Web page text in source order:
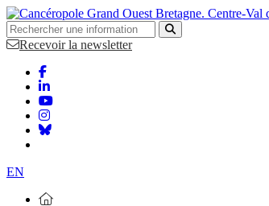
Bretagne. Centre-Val
Recevoir la newsletter
EN